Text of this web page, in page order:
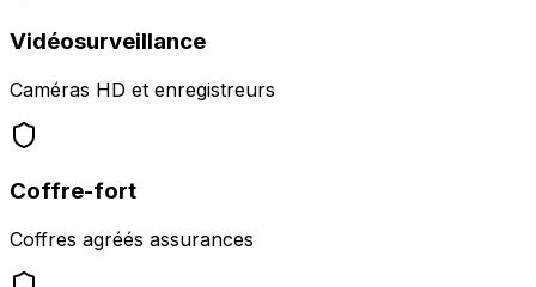
Vidéosurveillance
Caméras HD et enregistreurs
Coffre-fort
Coffres agréés assurances